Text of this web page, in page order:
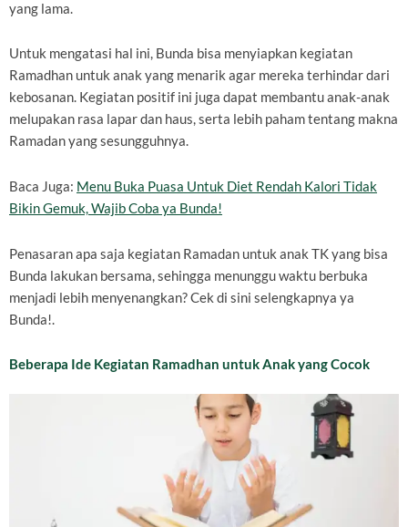
yang lama.
Untuk mengatasi hal ini, Bunda bisa menyiapkan kegiatan
Ramadhan untuk anak yang menarik agar mereka terhindar dari
kebosanan. Kegiatan positif ini juga dapat membantu anak-anak
melupakan rasa lapar dan haus, serta lebih paham tentang makna
Ramadan yang sesungguhnya.
Baca Juga: Menu Buka Puasa Untuk Diet Rendah Kalori Tidak
Bikin Gemuk, Wajib Coba ya Bunda!
Penasaran apa saja kegiatan Ramadan untuk anak TK yang bisa
Bunda lakukan bersama, sehingga menunggu waktu berbuka
menjadi lebih menyenangkan? Cek di sini selengkapnya ya
Bunda!.
Beberapa Ide Kegiatan Ramadhan untuk Anak yang Cocok